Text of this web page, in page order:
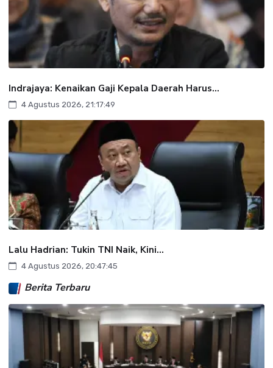
Indrajaya: Kenaikan Gaji Kepala Daerah Harus...
4 Agustus 2026, 21:17:49
Lalu Hadrian: Tukin TNI Naik, Kini...
4 Agustus 2026, 20:47:45
Berita Terbaru